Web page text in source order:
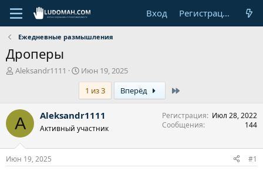
Вход Регистрация
Ежедневные размышления
Дроперы
А
р
т
м
Aleksandr1111
Д
а
а
н
ч
а
Июн 19, 2025
1 из 3
Вперёд
A Aleksandr1111
Активный участник
Регистрация
Июл 28, 2022
Сообщения
144
Июн 19, 2025 #1